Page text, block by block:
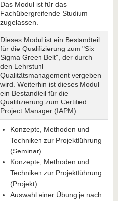
Das Modul ist für das
Fachübergreifende Studium
zugelassen.
Dieses Modul ist ein Bestandteil
für die Qualifizierung zum "Six
Sigma Green Belt", der durch
den Lehrstuhl
Qualitätsmanagement vergeben
wird. Weiterhin ist dieses Modul
ein Bestandteil für die
Qualifizierung zum Certified
Project Manager (IAPM).
Konzepte, Methoden und
Techniken zur Projektführung
(Seminar)
Konzepte, Methoden und
Techniken zur Projektführung
(Projekt)
Auswahl einer Übung je nach